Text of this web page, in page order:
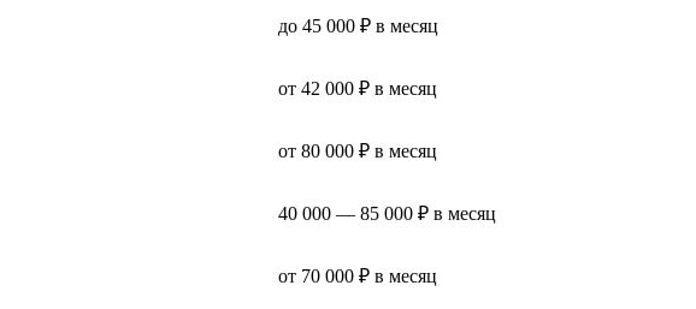
до 45 000 ₽ в месяц
от 42 000 ₽ в месяц
от 80 000 ₽ в месяц
40 000 — 85 000 ₽ в месяц
от 70 000 ₽ в месяц